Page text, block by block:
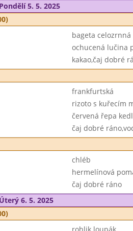
Pondělí 5. 5. 2025
bageta celozrnná
ochucená lučina
kakao,čaj dobré
frankfurtská
rizoto s kuřecím
červená řepa
čaj dobré
chléb
hermelínová
čaj dobré ráno
Úterý 6. 5. 2025